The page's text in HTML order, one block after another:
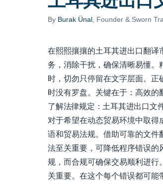
By Burak Ünal Founder & Sworn
在熙熙攘攘的土耳其进出口翻译
务，消除干扰，确保清晰易懂。
时，切勿只停留在文字层面。
时没有罗盘。关键在于：高效的
了解法律规定：土耳其进出口文
对于希望在动态贸易环境中取
语和贸易法规。借助可靠的文件
法至关重要，可降低程序错误的
规，而合规可确保交易顺利进行
关重要。在这个每个错误都可